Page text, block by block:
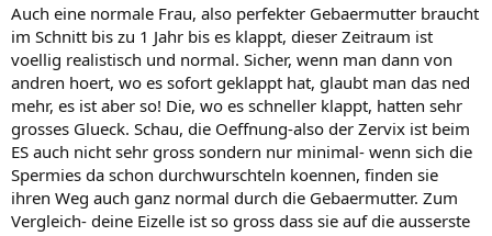
Auch eine normale Frau, also perfekter Gebaermutter braucht
im Schnitt bis zu 1 Jahr bis es klappt, dieser Zeitraum ist
voellig realistisch und normal. Sicher, wenn man dann von
andren hoert, wo es sofort geklappt hat, glaubt man das ned
mehr, es ist aber so! Die, wo es schneller klappt, hatten sehr
grosses Glueck. Schau, die Oeffnung-also der Zervix ist beim
ES auch nicht sehr gross sondern nur minimal- wenn sich die
Spermies da schon durchwurschteln koennen, finden sie
ihren Weg auch ganz normal durch die Gebaermutter. Zum
Vergleich- deine Eizelle ist so gross dass sie auf die ausserste